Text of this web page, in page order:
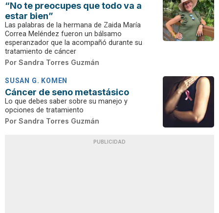
“No te preocupes que todo va a
estar bien”
Las palabras de la hermana de Zaida María
Correa Meléndez fueron un bálsamo
esperanzador que la acompañó durante su
tratamiento de cáncer
Por Sandra Torres Guzmán
SUSAN G. KOMEN
Cáncer de seno metastásico
Lo que debes saber sobre su manejo y
opciones de tratamiento
Por Sandra Torres Guzmán
PUBLICIDAD